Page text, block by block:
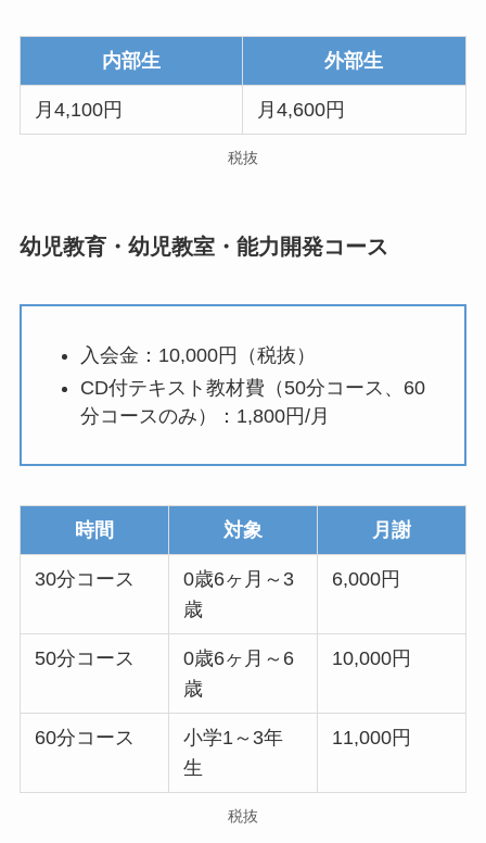
内部生 外部生
月4,100円 月4,600円
税抜
幼児教育・幼児教室・能力開発コース
入会金：10,000円（税抜）
CD付テキスト教材費（50分コース、60
分コースのみ）：1,800円/月
時間 対象 月謝
30分コース
0歳6ヶ月～3
歳
6,000円
50分コース
0歳6ヶ月～6
歳
10,000円
60分コース
小学1～3年
生
11,000円
税抜